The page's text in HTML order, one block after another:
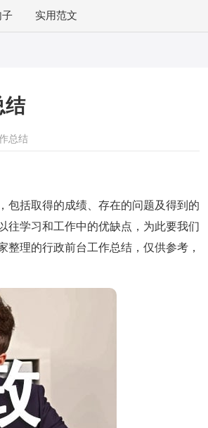
子 实用范文
结
总结
括取得的成绩、存在的问题及得到的
往学习和工作中的优缺点，为此要我们
理的行政前台工作总结，仅供参考，